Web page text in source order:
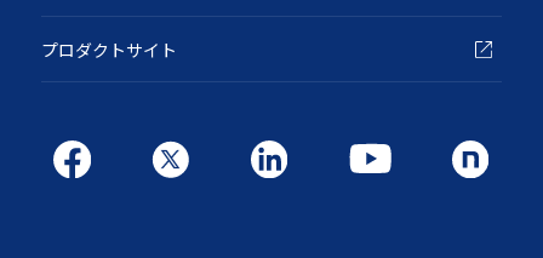
プロダクトサイト